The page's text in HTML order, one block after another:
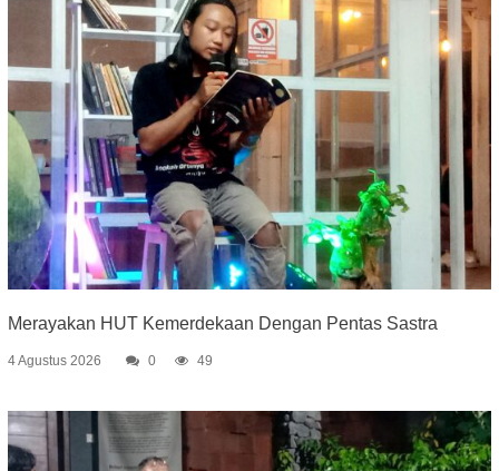
Merayakan HUT Kemerdekaan Dengan Pentas Sastra
4 Agustus 2026 0 49